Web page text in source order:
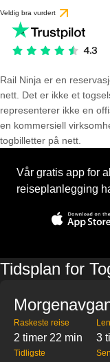
Veldig bra vurdert
Rail Ninja er en
nett. Det er ikke et
representerer ikke en
en kommersiell
togbilletter på nett.
Vår gratis app for
reiseplanlegging
Tidsplan for
Raskeste reise
2 timer 22 min 3
Tidligste